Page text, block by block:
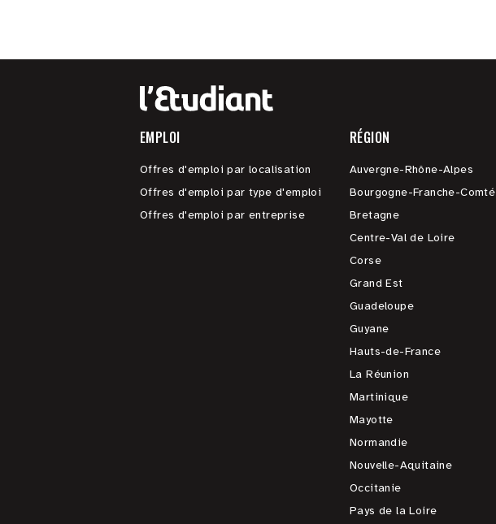
EMPLOI
Offres d'emploi par localisation
Offres d'emploi par type d'emploi
Offres d'emploi par entreprise
RÉGION
Auvergne-Rhône-Alpes
Bourgogne-Franche-Comté
Bretagne
Centre-Val de Loire
Corse
Grand Est
Guadeloupe
Guyane
Hauts-de-France
La Réunion
Martinique
Mayotte
Normandie
Nouvelle-Aquitaine
Occitanie
Pays de la Loire